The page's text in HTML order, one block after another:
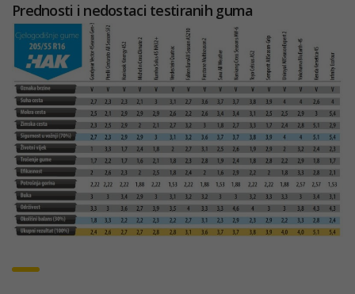
Prednosti i nedostaci testiranih guma